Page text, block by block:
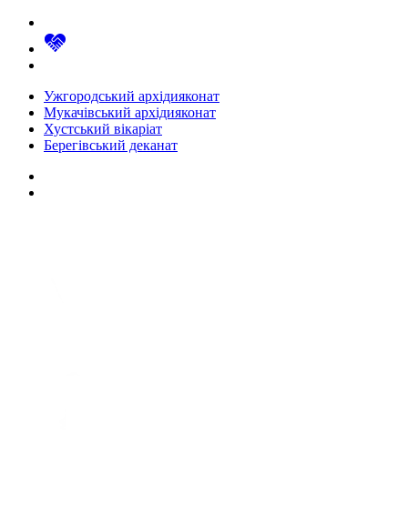
Ужгородський архідияконат
Мукачівський архідияконат
Хустський вікаріат
Берегівський деканат